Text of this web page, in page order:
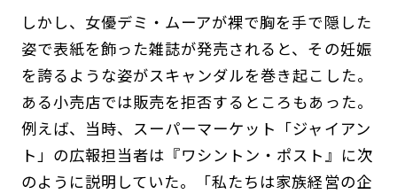
しかし、女優デミ・ムーアが裸で胸を手で隠した
姿で表紙を飾った雑誌が発売されると、その妊娠
を誇るような姿がスキャンダルを巻き起こした。
ある小売店では販売を拒否するところもあった。
例えば、当時、スーパーマーケット「ジャイアン
ト」の広報担当者は『ワシントン・ポスト』に次
のように説明していた。「私たちは家族経営の企